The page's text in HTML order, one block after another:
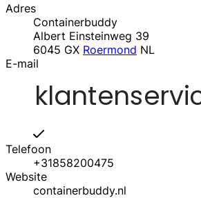
Adres
Containerbuddy
Albert Einsteinweg 39
6045 GX Roermond NL
E-mail
Telefoon
+31858200475
Website
containerbuddy.nl